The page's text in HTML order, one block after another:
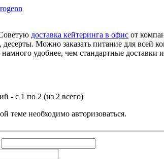
доставка кейтеринга в офис от
десерты. Можно заказать питание для всей
удобнее, чем стандартные
- с 1 по 2 (из 2 всего)
теме необходимо авторизоваться.